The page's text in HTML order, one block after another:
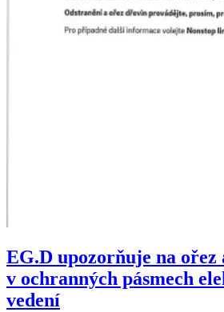
EG.D upozorňuje na ořez
v ochranných pásmech
vedení